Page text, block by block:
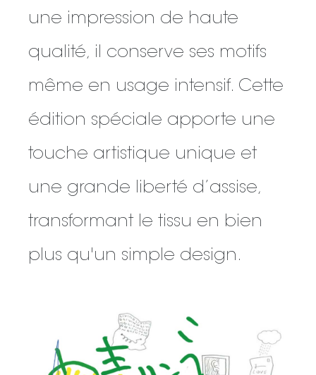
une impression de haute
qualité, il conserve ses motifs
même en usage intensif. Cette
édition spéciale apporte une
touche artistique unique et
une grande liberté d’assise,
transformant le tissu en bien
plus qu'un simple design.